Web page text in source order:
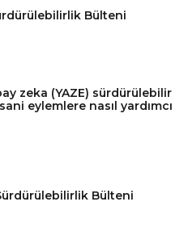
Bülteni
zeka (YAZE) sürdürülebilir
eylemlere nasıl yardımcı
Bülteni